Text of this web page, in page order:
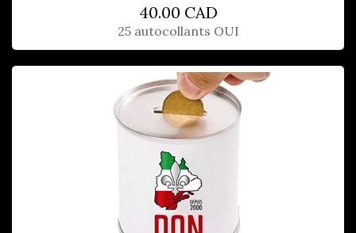
40.00 CAD
25 autocollants OUI